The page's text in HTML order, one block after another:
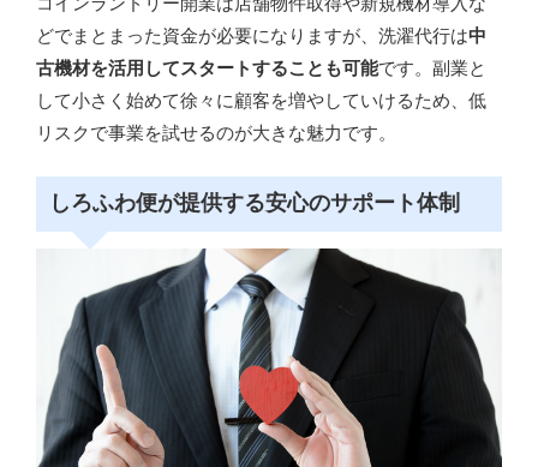
どでまとまった資金が必要になりますが、洗濯代行は中
古機材を活用してスタートすることも可能です。副業と
して小さく始めて徐々に顧客を増やしていけるため、低
リスクで事業を試せるのが大きな魅力です。
しろふわ便が提供する安心のサポート体制